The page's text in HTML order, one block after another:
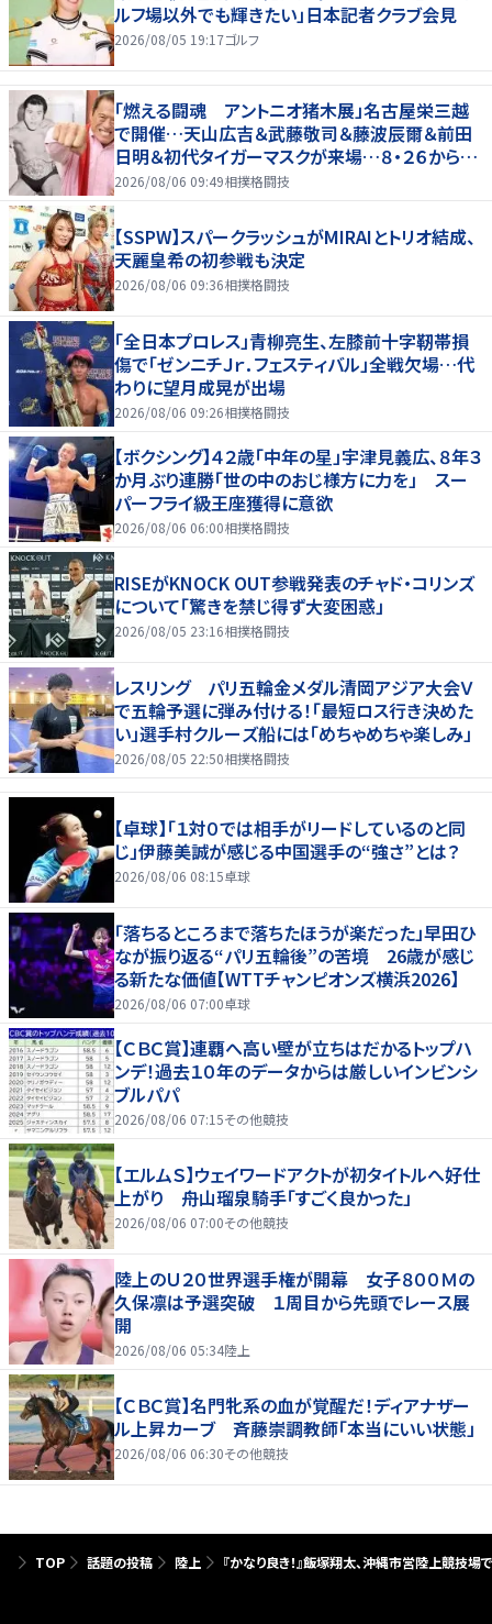
ルフ場以外でも輝きたい」日本記者クラブ会見
2026/08/05 19:17ゴルフ
「燃える闘魂 アントニオ猪木展」名古屋栄三越
で開催…天山広吉＆武藤敬司＆藤波辰爾＆前田
日明＆初代タイガーマスクが来場…８・２６から９・
７まで
2026/08/06 09:49相撲格闘技
【SSPW】スパークラッシュがMIRAIとトリオ結成、
天麗皇希の初参戦も決定
2026/08/06 09:36相撲格闘技
「全日本プロレス」青柳亮生、左膝前十字靭帯損
傷で「ゼンニチＪｒ．フェスティバル」全戦欠場…代
わりに望月成晃が出場
2026/08/06 09:26相撲格闘技
【ボクシング】４２歳「中年の星」宇津見義広、８年３
か月ぶり連勝「世の中のおじ様方に力を」 スー
パーフライ級王座獲得に意欲
2026/08/06 06:00相撲格闘技
RISEがKNOCK OUT参戦発表のチャド・コリンズ
について「驚きを禁じ得ず大変困惑」
2026/08/05 23:16相撲格闘技
レスリング パリ五輪金メダル清岡アジア大会Ｖ
で五輪予選に弾み付ける！「最短ロス行き決めた
い」選手村クルーズ船には「めちゃめちゃ楽しみ」
2026/08/05 22:50相撲格闘技
【卓球】「１対０では相手がリードしているのと同
じ」伊藤美誠が感じる中国選手の“強さ”とは？
2026/08/06 08:15卓球
「落ちるところまで落ちたほうが楽だった」早田ひ
なが振り返る“パリ五輪後”の苦境 26歳が感じ
る新たな価値【WTTチャンピオンズ横浜2026】
2026/08/06 07:00卓球
【ＣＢＣ賞】連覇へ高い壁が立ちはだかるトップハ
ンデ！過去１０年のデータからは厳しいインビンシ
ブルパパ
2026/08/06 07:15その他競技
【エルムＳ】ウェイワードアクトが初タイトルへ好仕
上がり 舟山瑠泉騎手「すごく良かった」
2026/08/06 07:00その他競技
陸上のＵ２０世界選手権が開幕 女子８００Ｍの
久保凛は予選突破 １周目から先頭でレース展
開
2026/08/06 05:34陸上
【ＣＢＣ賞】名門牝系の血が覚醒だ！ディアナザー
ル上昇カーブ 斉藤崇調教師「本当にいい状態」
2026/08/06 06:30その他競技
TOP 話題の投稿 陸上 『かなり良き！』飯塚翔太、沖縄市営陸上競技